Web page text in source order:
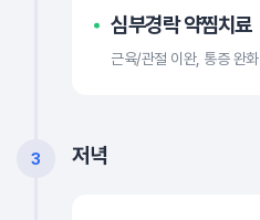
심부경락 약찜치료
근육/관절 이완, 통증 완화
3 저녁